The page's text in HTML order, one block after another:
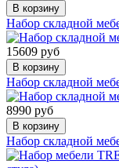
В корзину
Набор складной
15609 руб
В корзину
Набор складной
8990 руб
В корзину
Набор складной